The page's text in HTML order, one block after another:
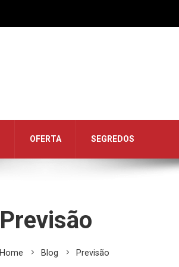
OFERTA SEGREDOS
Previsão
Home Blog Previsão